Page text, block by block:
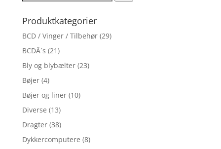
Produktkategorier
BCD / Vinger / Tilbehør (29)
BCDÂ´s (21)
Bly og blybælter (23)
Bøjer (4)
Bøjer og liner (10)
Diverse (13)
Dragter (38)
Dykkercomputere (8)